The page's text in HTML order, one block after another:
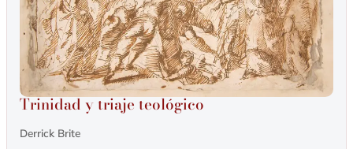
Trinidad y triaje teológico
Derrick Brite